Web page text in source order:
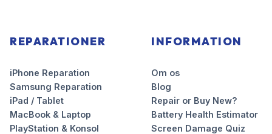
REPARATIONER
iPhone Reparation
Samsung Reparation
iPad / Tablet
MacBook & Laptop
PlayStation & Konsol
INFORMATION
Om os
Blog
Repair or Buy New?
Battery Health Estimator
Screen Damage Quiz